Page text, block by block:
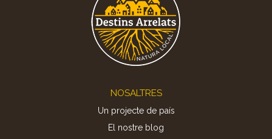
NOSALTRES
Un projecte de país
El nostre blog